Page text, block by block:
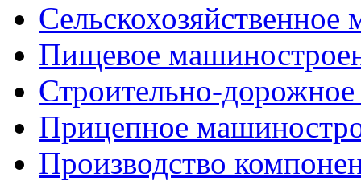
Пищевое
Строительно-
Прицепное
Производство